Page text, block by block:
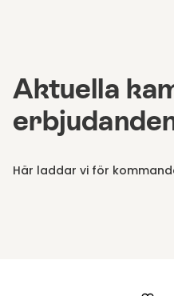
Aktuella
Här laddar vi för